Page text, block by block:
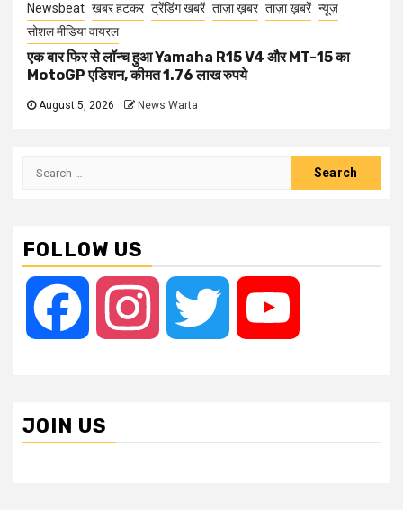
Newsbeat खबर हटकर ट्रेंडिंग खबरें ताज़ा ख़बर ताज़ा ख़बरें न्यूज़
सोशल मीडिया वायरल
एक बार फिर से लॉन्च हुआ Yamaha R15 V4 और MT-15 का
MotoGP एडिशन, कीमत 1.76 लाख रुपये
August 5, 2026 News Warta
Search
FOLLOW US
Facebook Instagram Twitter
JOIN US